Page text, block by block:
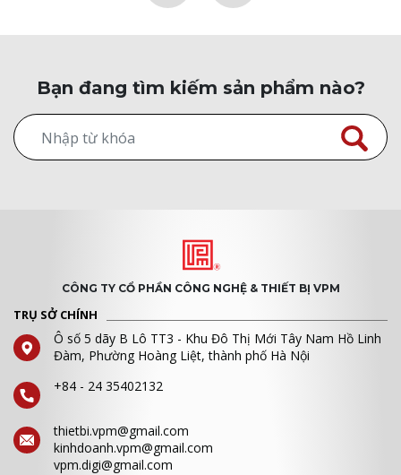
Bạn đang tìm kiếm sản phẩm nào?
CÔNG TY CỔ PHẦN CÔNG NGHỆ & THIẾT BỊ VPM
TRỤ SỞ CHÍNH
Ô số 5 dãy B Lô TT3 - Khu Đô Thị Mới Tây Nam Hồ Linh
Đàm, Phường Hoàng Liệt, thành phố Hà Nội
+84 - 24 35402132
thietbi.vpm@gmail.com
kinhdoanh.vpm@gmail.com
vpm.digi@gmail.com